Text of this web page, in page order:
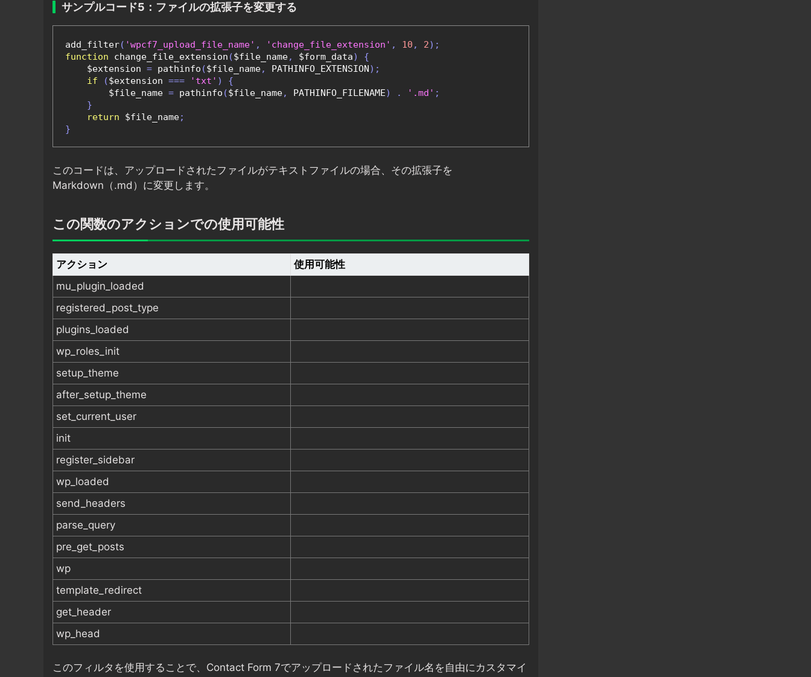
サンプルコード5：ファイルの拡張子を変更する
add_filter( 'wpcf7_upload_file_name' , 'change_file_extension' , 10 , 2);
function change_file_extension ($file_name, $form_data)
{
    $extension
= pathinfo ($file_name, PATHINFO_EXTENSION );
if
($extension === 'txt' )
{
        $file_name
= pathinfo ($file_name, PATHINFO_FILENAME) . '.md' ;
}
return $file_name;
}
このコードは、アップロードされたファイルがテキストファイルの場合、その拡張子を
Markdown（.md）に変更します。
この関数のアクションでの使用可能性
アクション
使用可能性
mu_plugin_loaded
registered_post_type
plugins_loaded
wp_roles_init
setup_theme
after_setup_theme
set_current_user
init
register_sidebar
wp_loaded
send_headers
parse_query
pre_get_posts
wp
template_redirect
get_header
wp_head
このフィルタを使用することで、Contact Form 7でアップロードされたファイル名を自由にカスタマイ